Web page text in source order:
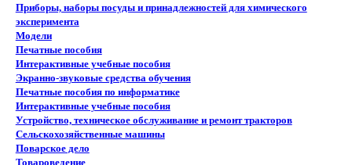
Приборы, наборы посуды и принадлежностей для химического
эксперимента
Модели
Печатные пособия
Интерактивные учебные пособия
Экранно-звуковые средства обучения
Печатные пособия по информатике
Интерактивные учебные пособия
Устройство, техническое обслуживание и ремонт тракторов
Сельскохозяйственные машины
Поварское дело
Товароведение